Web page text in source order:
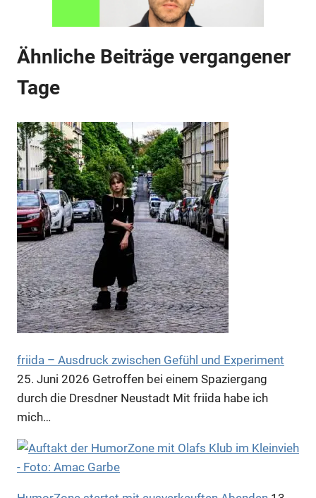
Anzeige
Anzeige
Anzeige
Ähnliche Beiträge vergangener
Tage
friida – Ausdruck zwischen Gefühl und Experiment
25. Juni 2026 Getroffen bei einem Spaziergang
durch die Dresdner Neustadt Mit friida habe ich
mich…